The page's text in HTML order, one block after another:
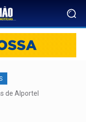
de Alportel